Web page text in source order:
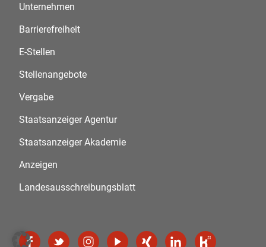
Unternehmen
Barrierefreiheit
E-Stellen
Stellenangebote
Vergabe
Staatsanzeiger Agentur
Staatsanzeiger Akademie
Anzeigen
Landesausschreibungsblatt